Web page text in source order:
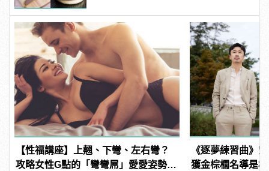
【性福講座】上翹、下彎、左右彎？
攻略女性G點的「彎彎屌」愛愛姿勢推
《逐夢練習曲》
獲金棕櫚名導是